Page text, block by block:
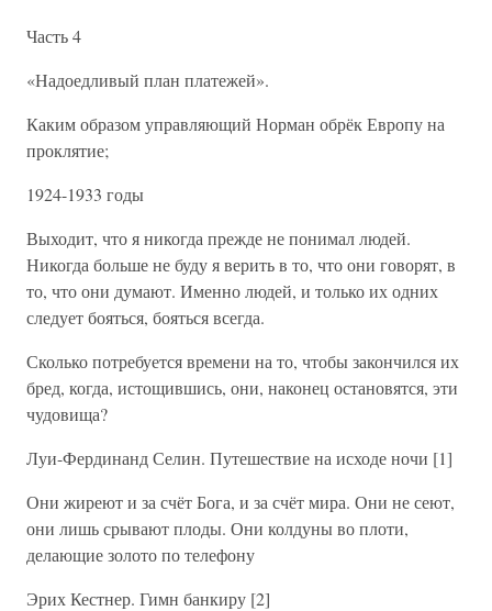
Часть 4
«Надоедливый план платежей».
Каким образом управляющий Норман обрёк Европу на
проклятие;
1924-1933 годы
Выходит, что я никогда прежде не понимал людей.
Никогда больше не буду я верить в то, что они говорят, в
то, что они думают. Именно людей, и только их одних
следует бояться, бояться всегда.
Сколько потребуется времени на то, чтобы закончился их
бред, когда, истощившись, они, наконец остановятся, эти
чудовища?
Луи-Фердинанд Селин. Путешествие на исходе ночи [1]
Они жиреют и за счёт Бога, и за счёт мира. Они не сеют,
они лишь срывают плоды. Они колдуны во плоти,
делающие золото по телефону
Эрих Кестнер. Гимн банкиру [2]